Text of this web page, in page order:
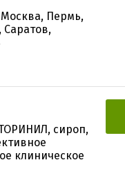
Пермь,
Саратов,
сироп,
клиническое